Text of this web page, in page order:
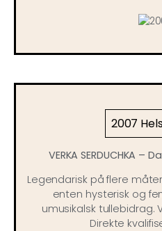
2007
VERKA SERDUCHKA –
Legendarisk på flere
enten hysterisk og
umusikalsk tullebidrag.
Direkte